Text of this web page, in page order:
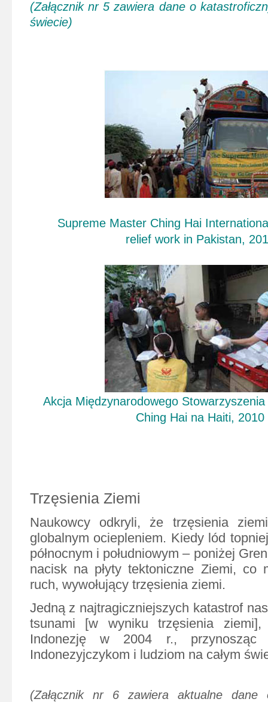
(Załącznik nr 5 zawiera dane o
świecie)
Supreme Master Ching Hai
relief work in Pakistan,
Akcja Międzynarodowego
Ching Hai na Haiti, 2010
Trzęsienia Ziemi
Naukowcy odkryli, że trzęsienia
globalnym ociepleniem. Kiedy lód
północnym i południowym – poniżej
nacisk na płyty tektoniczne Ziemi, co
ruch, wywołujący trzęsienia ziemi.
Jedną z najtragiczniejszych katastrof
tsunami [w wyniku trzęsienia ziemi],
Indonezję w 2004 r.,
Indonezyjczykom i ludziom na całym
(Załącznik nr 6 zawiera aktualne dane